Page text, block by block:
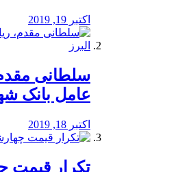
اکتبر 19, 2019
سلطانی
عامل بانک
اکتبر 18, 2019
تکرار قیمت